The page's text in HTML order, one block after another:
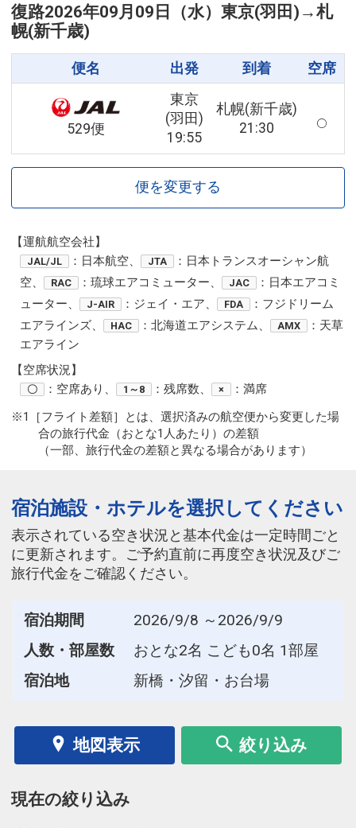
復路2026年09月09日（水） 東京(羽田) →札
幌(新千歳)
便名 出発 到着 空席
529便
東京
(羽田)
19:55
札幌(新千歳)
21:30
便を変更する
【運航航空会社】
JAL/JL ：日本航空、 JTA
：日本トランスオーシャン航
空、
RAC ：琉球エアコミューター、 JAC
：日本エアコミ
ューター、
J-AIR ：ジェイ・エア、 FDA
：フジドリーム
エアラインズ、
HAC ：北海道エアシステム、 AMX
：天草
エアライン
【空席状況】
〇 ：空席あり、 1～8 ：残席数、 ×
：満席
※1［フライト差額］とは、選択済みの航空便から変更した場
合の旅行代金（おとな1人あたり）の差額
（一部、旅行代金の差額と異なる場合があります）
宿泊施設・ホテルを選択してください
表示されている空き状況と基本代金は一定時間ごと
に更新されます。ご予約直前に再度空き状況及びご
旅行代金をご確認ください。
宿泊期間
2026/9/8 ～2026/9/9
人数・部屋数
おとな2名 こども0名 1部屋
宿泊地
新橋・汐留・お台場
地図表示 絞り込み
現在の絞り込み